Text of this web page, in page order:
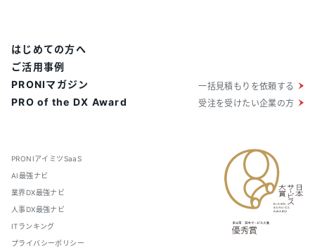
PRONIアイミツSaaS
AI最強ナビ
業界DX最強ナビ
人事DX最強ナビ
ITランキング
プライバシーポリシー
はじめての方へ
ご活用事例
PRONIマガジン
PRO of the DX Award
一括見積もりを依頼する
受注を受けたい企業の方